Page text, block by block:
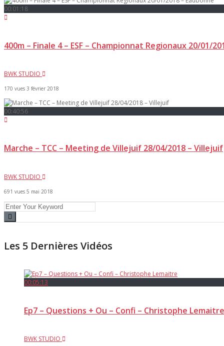
00:01:18
400m – Finale 4 – ESF – Championnat Regionaux 20/01/
BWK STUDIO
170 vues 3 février 2018
00:40:56
Marche – TCC – Meeting de Villejuif 28/04/2018 – Villejuif
BWK STUDIO
691 vues 5 mai 2018
Les 5 Dernières Vidéos
00:05:13
Ep7 – Questions + Ou – Confi – Christophe Lemaitre
BWK STUDIO